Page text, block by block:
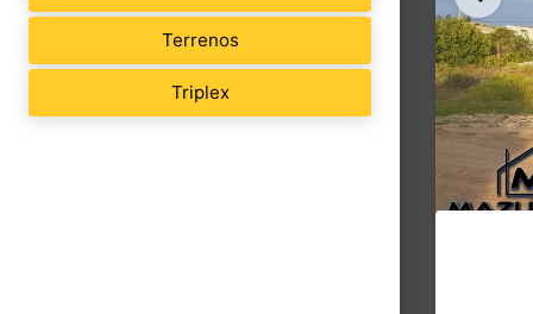
Terrenos
Triplex